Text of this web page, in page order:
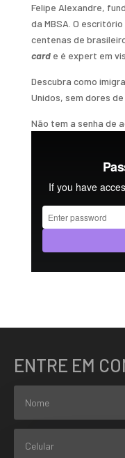
Felipe Alexandre,
da MBSA. O
centenas de
carde é expert em
Descubra como
Unidos, sem dores
Não tem a senha de
ENTRE EM